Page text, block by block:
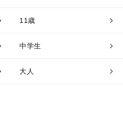
11歳
中学生
大人